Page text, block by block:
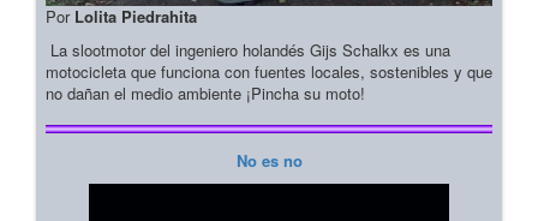
Por Lolita Piedrahita
La slootmotor del ingeniero holandés Gijs Schalkx es una
motocicleta que funciona con fuentes locales, sostenibles y que
no dañan el medio ambiente ¡Pincha su moto!
No es no